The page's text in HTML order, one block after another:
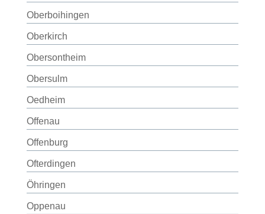
Oberboihingen
Oberkirch
Obersontheim
Obersulm
Oedheim
Offenau
Offenburg
Ofterdingen
Öhringen
Oppenau